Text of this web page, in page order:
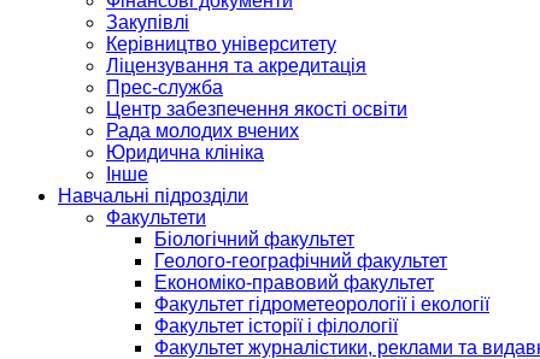
Закупівлі
Керівництво університету
Ліцензування та акредитація
Прес-служба
Центр забезпечення якості освіти
Рада молодих вчених
Юридична клініка
Інше
Навчальні підрозділи
Факультети
Біологічний факультет
Геолого-географічний факультет
Економіко-правовий факультет
Факультет гідрометеорології і екології
Факультет історії і філології
Факультет журналістики, реклами та